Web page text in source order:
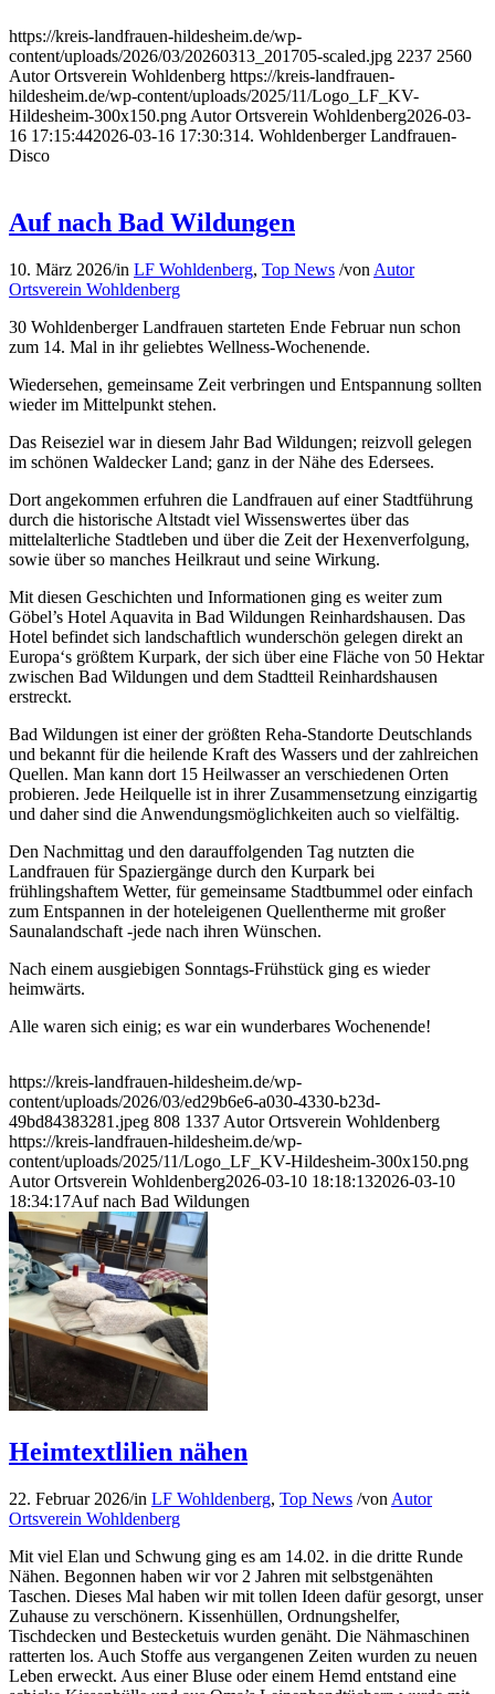
https://kreis-landfrauen-hildesheim.de/wp-
content/uploads/2026/03/20260313_201705-scaled.jpg 2237 2560
Autor Ortsverein Wohldenberg https://kreis-landfrauen-
hildesheim.de/wp-content/uploads/2025/11/Logo_LF_KV-
Hildesheim-300x150.png Autor Ortsverein Wohldenberg2026-03-
16 17:15:442026-03-16 17:30:314. Wohldenberger Landfrauen-
Disco
Auf nach Bad Wildungen
10. März 2026/in LF Wohldenberg, Top News /von Autor
Ortsverein Wohldenberg
30 Wohldenberger Landfrauen starteten Ende Februar nun schon
zum 14. Mal in ihr geliebtes Wellness-Wochenende.
Wiedersehen, gemeinsame Zeit verbringen und Entspannung sollten
wieder im Mittelpunkt stehen.
Das Reiseziel war in diesem Jahr Bad Wildungen; reizvoll gelegen
im schönen Waldecker Land; ganz in der Nähe des Edersees.
Dort angekommen erfuhren die Landfrauen auf einer Stadtführung
durch die historische Altstadt viel Wissenswertes über das
mittelalterliche Stadtleben und über die Zeit der Hexenverfolgung,
sowie über so manches Heilkraut und seine Wirkung.
Mit diesen Geschichten und Informationen ging es weiter zum
Göbel’s Hotel Aquavita in Bad Wildungen Reinhardshausen. Das
Hotel befindet sich landschaftlich wunderschön gelegen direkt an
Europa‘s größtem Kurpark, der sich über eine Fläche von 50 Hektar
zwischen Bad Wildungen und dem Stadtteil Reinhardshausen
erstreckt.
Bad Wildungen ist einer der größten Reha-Standorte Deutschlands
und bekannt für die heilende Kraft des Wassers und der zahlreichen
Quellen. Man kann dort 15 Heilwasser an verschiedenen Orten
probieren. Jede Heilquelle ist in ihrer Zusammensetzung einzigartig
und daher sind die Anwendungsmöglichkeiten auch so vielfältig.
Den Nachmittag und den darauffolgenden Tag nutzten die
Landfrauen für Spaziergänge durch den Kurpark bei
frühlingshaftem Wetter, für gemeinsame Stadtbummel oder einfach
zum Entspannen in der hoteleigenen Quellentherme mit großer
Saunalandschaft -jede nach ihren Wünschen.
Nach einem ausgiebigen Sonntags-Frühstück ging es wieder
heimwärts.
Alle waren sich einig; es war ein wunderbares Wochenende!
https://kreis-landfrauen-hildesheim.de/wp-
content/uploads/2026/03/ed29b6e6-a030-4330-b23d-
49bd84383281.jpeg 808 1337 Autor Ortsverein Wohldenberg
https://kreis-landfrauen-hildesheim.de/wp-
content/uploads/2025/11/Logo_LF_KV-Hildesheim-300x150.png
Autor Ortsverein Wohldenberg2026-03-10 18:18:132026-03-10
18:34:17Auf nach Bad Wildungen
Heimtextlilien nähen
22. Februar 2026/in LF Wohldenberg, Top News /von Autor
Ortsverein Wohldenberg
Mit viel Elan und Schwung ging es am 14.02. in die dritte Runde
Nähen. Begonnen haben wir vor 2 Jahren mit selbstgenähten
Taschen. Dieses Mal haben wir mit tollen Ideen dafür gesorgt, unser
Zuhause zu verschönern. Kissenhüllen, Ordnungshelfer,
Tischdecken und Bestecketuis wurden genäht. Die Nähmaschinen
ratterten los. Auch Stoffe aus vergangenen Zeiten wurden zu neuen
Leben erweckt. Aus einer Bluse oder einem Hemd entstand eine